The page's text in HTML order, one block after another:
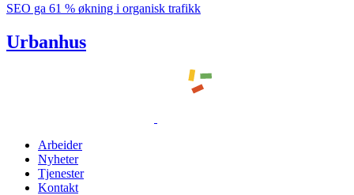
SEO ga 61 % økning i organisk trafikk
Urbanhus
Arbeider
Nyheter
Tjenester
Kontakt